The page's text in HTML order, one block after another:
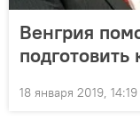
Венгрия
18 января 2019, 14:19